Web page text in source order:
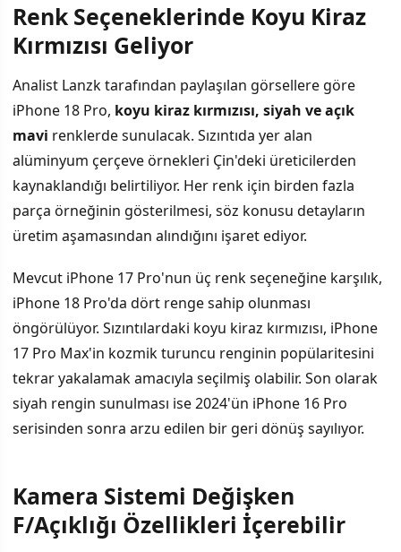
İÇINDEKILER
Kamera Sistemi Değişken F/Açıklığı Özellikleri İçerebilir
Renk Seçeneklerinde Koyu Kiraz
Kırmızısı Geliyor
Analist Lanzk tarafından paylaşılan görsellere göre
iPhone 18 Pro, koyu kiraz kırmızısı, siyah ve açık
mavi renklerde sunulacak. Sızıntıda yer alan
alüminyum çerçeve örnekleri Çin'deki üreticilerden
kaynaklandığı belirtiliyor. Her renk için birden fazla
parça örneğinin gösterilmesi, söz konusu detayların
üretim aşamasından alındığını işaret ediyor.
Mevcut iPhone 17 Pro'nun üç renk seçeneğine karşılık,
iPhone 18 Pro'da dört renge sahip olunması
öngörülüyor. Sızıntılardaki koyu kiraz kırmızısı, iPhone
17 Pro Max'in kozmik turuncu renginin popülaritesini
tekrar yakalamak amacıyla seçilmiş olabilir. Son olarak
siyah rengin sunulması ise 2024'ün iPhone 16 Pro
serisinden sonra arzu edilen bir geri dönüş sayılıyor.
Kamera Sistemi Değişken
F/Açıklığı Özellikleri İçerebilir